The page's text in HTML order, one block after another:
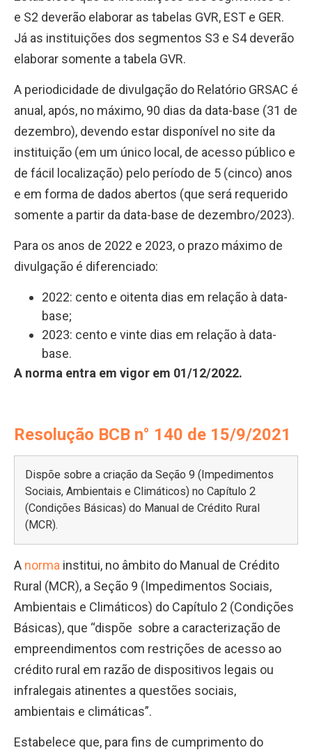
e S2 deverão elaborar as tabelas GVR, EST e GER.
Já as instituições dos segmentos S3 e S4 deverão
elaborar somente a tabela GVR.
A periodicidade de divulgação do Relatório GRSAC é
anual, após, no máximo, 90 dias da data-base (31 de
dezembro), devendo estar disponível no site da
instituição (em um único local, de acesso público e
de fácil localização) pelo período de 5 (cinco) anos
e em forma de dados abertos (que será requerido
somente a partir da data-base de dezembro/2023).
Para os anos de 2022 e 2023, o prazo máximo de
divulgação é diferenciado:
2022: cento e oitenta dias em relação à data-
base;
2023: cento e vinte dias em relação à data-
base.
A norma entra em vigor em 01/12/2022.
Resolução BCB n° 140 de 15/9/2021
Dispõe sobre a criação da Seção 9 (Impedimentos
Sociais, Ambientais e Climáticos) no Capítulo 2
(Condições Básicas) do Manual de Crédito Rural
(MCR).
A norma institui, no âmbito do Manual de Crédito
Rural (MCR), a Seção 9 (Impedimentos Sociais,
Ambientais e Climáticos) do Capítulo 2 (Condições
Básicas), que “dispõe sobre a caracterização de
empreendimentos com restrições de acesso ao
crédito rural em razão de dispositivos legais ou
infralegais atinentes a questões sociais,
ambientais e climáticas”.
Estabelece que, para fins de cumprimento do